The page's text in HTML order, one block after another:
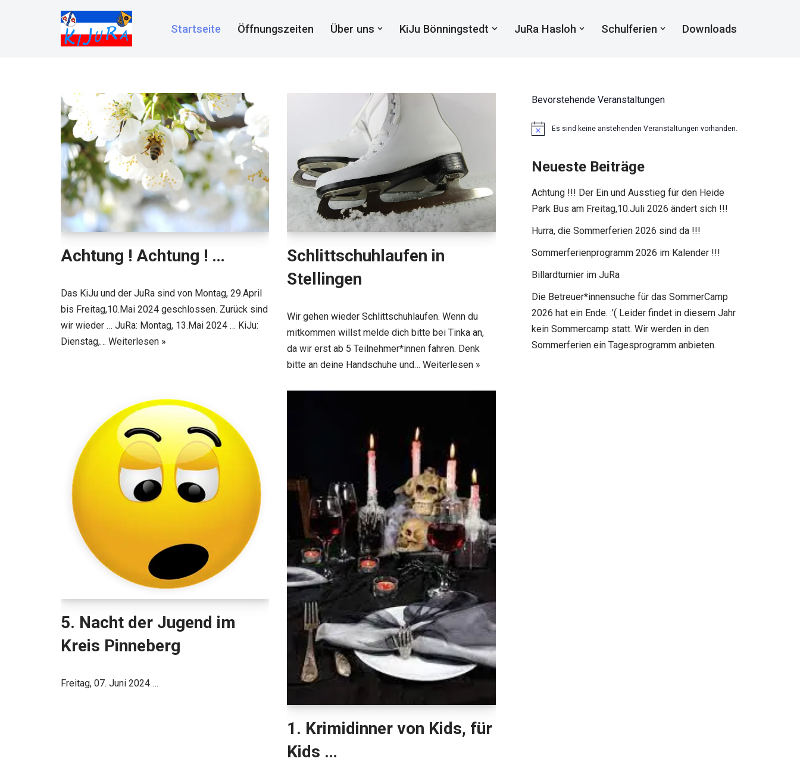
Startseite Öffnungszeiten Über uns KiJu Bönningstedt JuRa Hasloh Schulferien Downloads
Achtung ! Achtung ! …
Das KiJu und der JuRa sind von Montag, 29.April
bis Freitag,10.Mai 2024 geschlossen. Zurück sind
wir wieder … JuRa: Montag, 13.Mai 2024 … KiJu:
Dienstag,… Weiterlesen »
Schlittschuhlaufen in
Stellingen
Wir gehen wieder Schlittschuhlaufen. Wenn du
mitkommen willst melde dich bitte bei Tinka an,
da wir erst ab 5 Teilnehmer*innen fahren. Denk
bitte an deine Handschuhe und…Weiterlesen »
5. Nacht der Jugend im
Kreis Pinneberg
Freitag, 07. Juni 2024 …
1. Krimidinner von Kids, für
Kids …
Bevorstehende Veranstaltungen
HinweisEs sind keine anstehenden Veranstaltungen vorhanden.
Neueste Beiträge
Achtung !!! Der Ein und Ausstieg für den Heide
Park Bus am Freitag,10.Juli 2026 ändert sich !!!
Hurra, die Sommerferien 2026 sind da !!!
Sommerferienprogramm 2026 im Kalender !!!
Billardturnier im JuRa
Die Betreuer*innensuche für das SommerCamp
2026 hat ein Ende. :'( Leider findet in diesem Jahr
kein Sommercamp statt. Wir werden in den
Sommerferien ein Tagesprogramm anbieten.